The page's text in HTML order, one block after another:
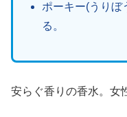
ポーキー(うりぼ
る。
安らぐ香りの香水。女